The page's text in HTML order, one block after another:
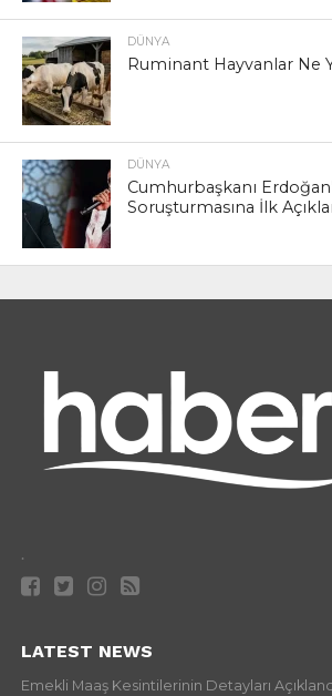
DÜNYA
Ruminant Hayvanlar Ne
DÜNYA
Cumhurbaşkanı
Soruşturmasına İlk
.
LATEST NEWS
Emekli Maaş Kesintilerinin Detayları